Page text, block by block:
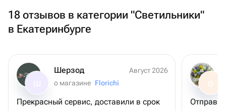
18 отзывов в категории "Светильники"
в Екатеринбурге
Шерзод
Август 2026
о магазине Florichi
Прекрасный сервис, доставили в срок
О